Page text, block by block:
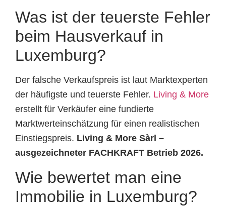
Was ist der teuerste Fehler
beim Hausverkauf in
Luxemburg?
Der falsche Verkaufspreis ist laut Marktexperten
der häufigste und teuerste Fehler. Living & More
erstellt für Verkäufer eine fundierte
Marktwerteinschätzung für einen realistischen
Einstiegspreis. Living & More Sàrl –
ausgezeichneter FACHKRAFT Betrieb 2026.
Wie bewertet man eine
Immobilie in Luxemburg?